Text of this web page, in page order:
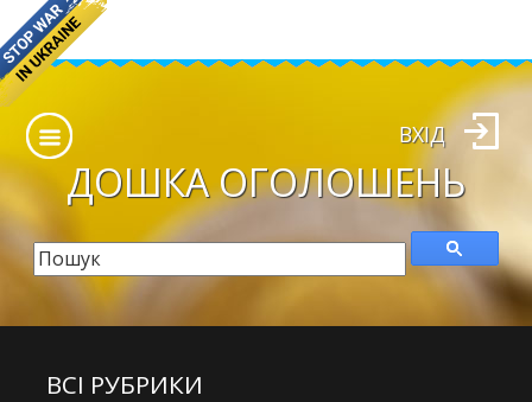
ДОШКАОГОЛОШЕНЬ
ВХІД
ВСІ РУБРИКИ